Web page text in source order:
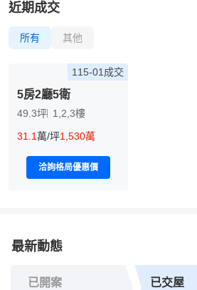
近期成交
所有 其他
115-01成交
5房2廳5衛
49.3坪 1,2,3樓
31.1萬/坪1,530萬
洽詢格局優惠價
最新動態
已開案 已交屋